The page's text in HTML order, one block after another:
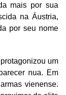
mais por sua
na Áustria,
por seu nome
um
nua. Em
vienense.